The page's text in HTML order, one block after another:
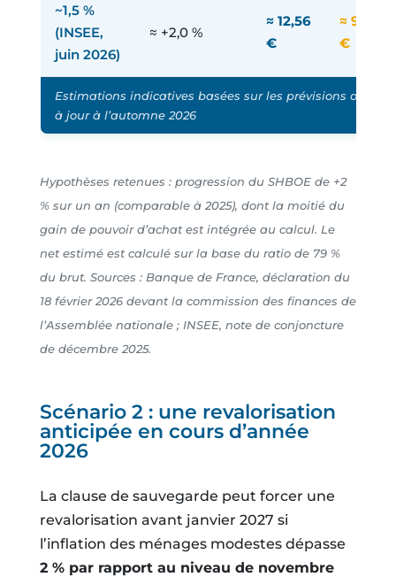
~1,5 %
(INSEE,
juin 2026)
≈ +2,0 %
≈ 12,56
€
≈ 9,92
€
Estimations indicatives basées sur les prévisions
à jour à l’automne 2026
Hypothèses retenues : progression du SHBOE de +2
% sur un an (comparable à 2025), dont la moitié du
gain de pouvoir d’achat est intégrée au calcul. Le
net estimé est calculé sur la base du ratio de 79 %
du brut. Sources : Banque de France, déclaration du
18 février 2026 devant la commission des finances de
l’Assemblée nationale ; INSEE, note de conjoncture
de décembre 2025.
Scénario 2 : une revalorisation
anticipée en cours d’année
2026
La clause de sauvegarde peut forcer une
revalorisation avant janvier 2027 si
l’inflation des ménages modestes dépasse
2 % par rapport au niveau de novembre